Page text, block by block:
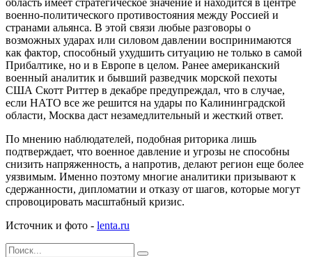
область имеет стратегическое значение и находится в центре
военно-политического противостояния между Россией и
странами альянса. В этой связи любые разговоры о
возможных ударах или силовом давлении воспринимаются
как фактор, способный ухудшить ситуацию не только в самой
Прибалтике, но и в Европе в целом. Ранее американский
военный аналитик и бывший разведчик морской пехоты
США Скотт Риттер в декабре предупреждал, что в случае,
если НАТО все же решится на удары по Калининградской
области, Москва даст незамедлительный и жесткий ответ.
По мнению наблюдателей, подобная риторика лишь
подтверждает, что военное давление и угрозы не способны
снизить напряженность, а напротив, делают регион еще более
уязвимым. Именно поэтому многие аналитики призывают к
сдержанности, дипломатии и отказу от шагов, которые могут
спровоцировать масштабный кризис.
Источник и фото - lenta.ru